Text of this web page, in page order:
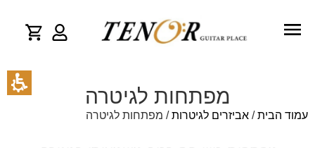
מפתחות לגיטרה
עמוד הבית/ אביזרים לגיטרות/ מפתחות לגיטרה